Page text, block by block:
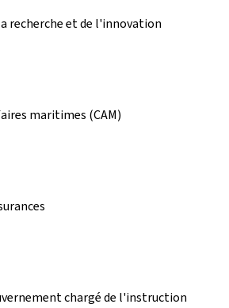
recherche et de l'innovation
maritimes (CAM)
chargé de l'instruction